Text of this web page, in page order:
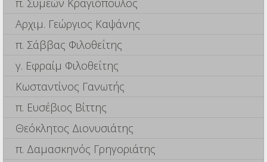
π. Συμεών Κραγιόπουλος
Αρχιμ. Γεώργιος Καψάνης
π. Σάββας Φιλοθεΐτης
γ. Εφραίμ Φιλοθεΐτης
Κωσταντίνος Γανωτής
π. Ευσέβιος Βίττης
Θεόκλητος Διονυσιάτης
π. Δαμασκηνός Γρηγοριάτης